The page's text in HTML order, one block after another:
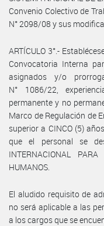
Convenio Colectivo de
N° 2098/08 y sus
ARTÍCULO 3°.-
Convocatoria Interna
asignados y/o
N° 1086/22,
permanente y no
Marco de Regulación de
superior a CINCO (5)
que el personal se
INTERNACIONAL
HUMANOS.
El aludido requisito de
no será aplicable a las
a los cargos que se